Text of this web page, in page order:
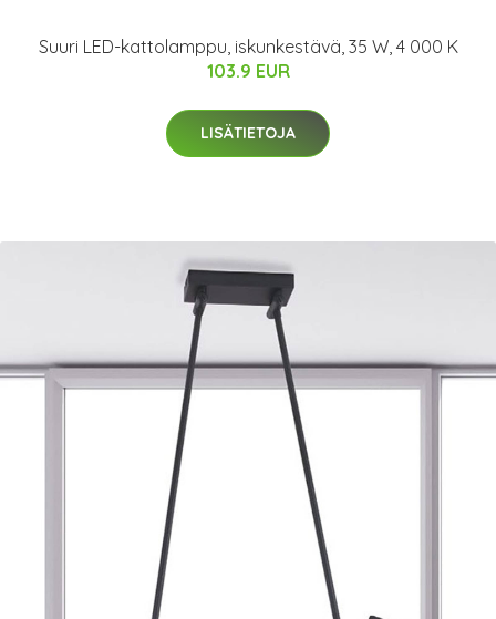
Suuri LED-kattolamppu, iskunkestävä, 35 W, 4 000 K
103.9 EUR
LISÄTIETOJA